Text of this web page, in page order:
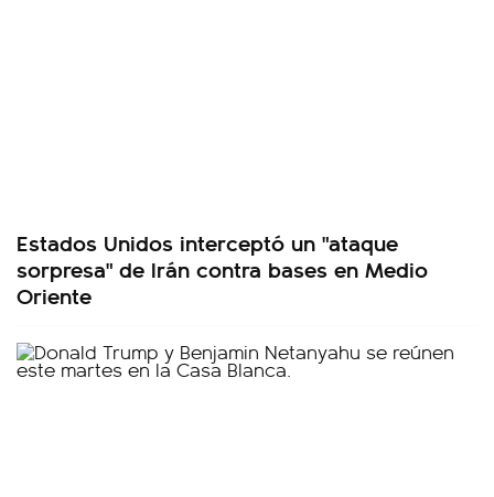
Estados Unidos interceptó un "ataque
sorpresa" de Irán contra bases en Medio
Oriente